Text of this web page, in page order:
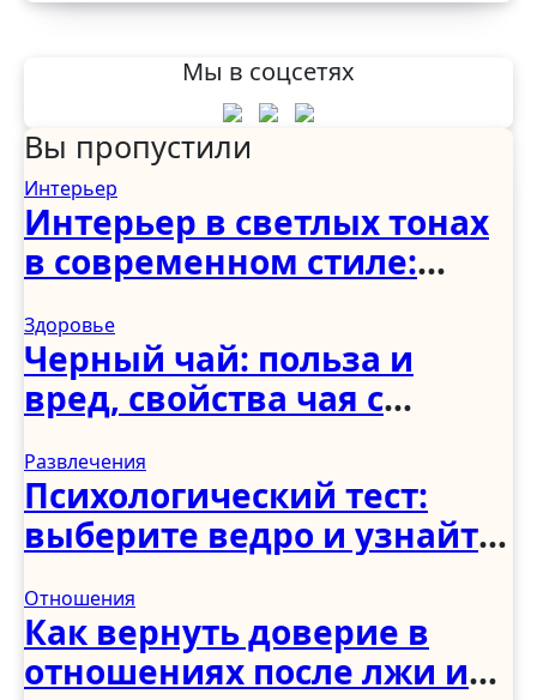
Мы в соцсетях
Вы пропустили
Интерьер
Интерьер в светлых тонах
в современном стиле:
прихожая и коридор
Здоровье
Черный чай: польза и
вред, свойства чая с
Развлечения
Психологический тест:
выберите ведро и узнайте,
трудностями
Отношения
Как вернуть доверие в
отношениях после лжи и